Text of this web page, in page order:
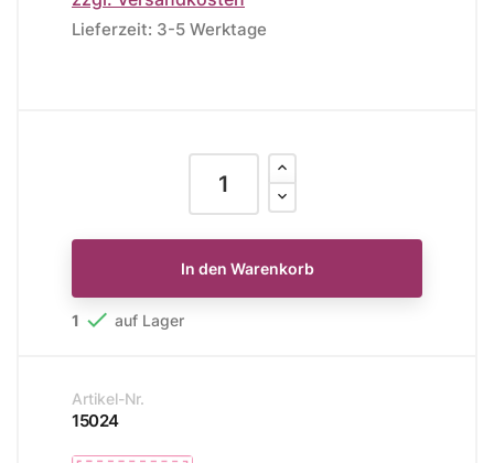
Lieferzeit: 3-5 Werktage
In den Warenkorb
1  auf Lager
Artikel-Nr.
15024